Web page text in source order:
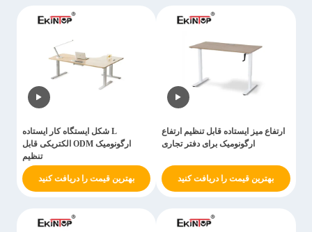
ارتفاع میز ایستاده قابل تنظیم ارتفاع
ارگونومیک برای دفتر تجاری
بهترین قیمت را دریافت کنید
L شکل ایستگاه کار ایستاده
ارگونومیک ODM الکتریکی قابل
تنظیم
بهترین قیمت را دریافت کنید